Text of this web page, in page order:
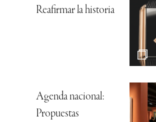
Reafirmar la historia
Agenda nacional:
Propuestas